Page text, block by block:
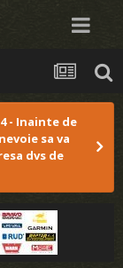
- Inainte de
sa va
dvs de